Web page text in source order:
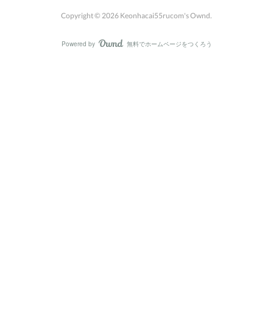
Copyright © 2026 Keonhacai55rucom's Ownd.
Powered by AmebaOwnd
無料でホームページをつくろう